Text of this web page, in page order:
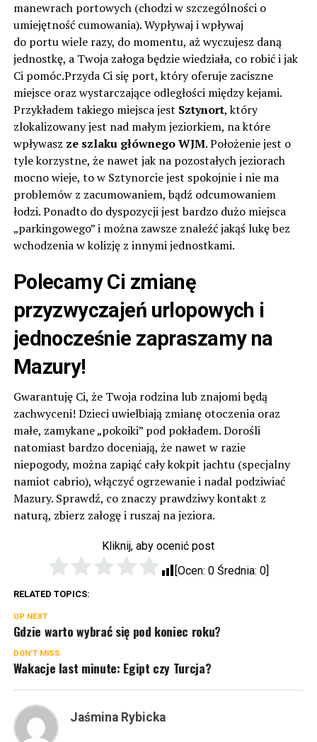
manewrach portowych (chodzi w szczególności o
umiejętność cumowania). Wypływaj i wpływaj
do portu wiele razy, do momentu, aż wyczujesz daną
jednostkę, a Twoja załoga będzie wiedziała, co robić i jak
Ci pomóc.Przyda Ci się port, który oferuje zaciszne
miejsce oraz wystarczające odległości między kejami.
Przykładem takiego miejsca jest Sztynort, który
zlokalizowany jest nad małym jeziorkiem, na które
wpływasz ze szlaku głównego WJM. Położenie jest o
tyle korzystne, że nawet jak na pozostałych jeziorach
mocno wieje, to w Sztynorcie jest spokojnie i nie ma
problemów z zacumowaniem, bądź odcumowaniem
łodzi. Ponadto do dyspozycji jest bardzo dużo miejsca
„parkingowego” i można zawsze znaleźć jakąś lukę bez
wchodzenia w kolizję z innymi jednostkami.
Polecamy Ci zmianę
przyzwyczajeń urlopowych i
jednocześnie zapraszamy na
Mazury!
Gwarantuję Ci, że Twoja rodzina lub znajomi będą
zachwyceni! Dzieci uwielbiają zmianę otoczenia oraz
małe, zamykane „pokoiki” pod pokładem. Dorośli
natomiast bardzo doceniają, że nawet w razie
niepogody, można zapiąć cały kokpit jachtu (specjalny
namiot cabrio), włączyć ogrzewanie i nadal podziwiać
Mazury. Sprawdź, co znaczy prawdziwy kontakt z
naturą, zbierz załogę i ruszaj na jeziora.
Kliknij, aby ocenić post
[Ocen:0 Średnia:0]
RELATED TOPICS:
UP NEXT
Gdzie warto wybrać się pod koniec roku?
DON'T MISS
Wakacje last minute: Egipt czy Turcja?
Jaśmina Rybicka